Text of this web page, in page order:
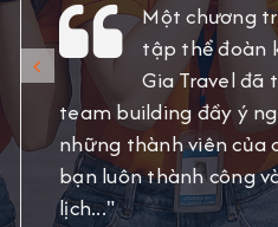
Một chương
tập thể đoàn
Gia Travel đã
team building đầy ý
những thành viên của
bạn luôn thành công
lịch..."